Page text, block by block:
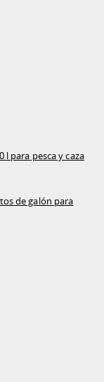
para pesca y caza
de galón para